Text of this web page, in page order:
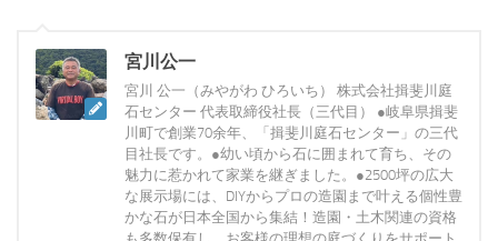
宮川公一
宮川 公一（みやがわ ひろいち） 株式会社揖斐川庭
石センター 代表取締役社長（三代目） ●岐阜県揖斐
川町で創業70余年、「揖斐川庭石センター」の三代
目社長です。●幼い頃から石に囲まれて育ち、その
魅力に惹かれて家業を継ぎました。●2500坪の広大
な展示場には、DIYからプロの造園まで叶える個性豊
かな石が日本全国から集結！造園・土木関連の資格